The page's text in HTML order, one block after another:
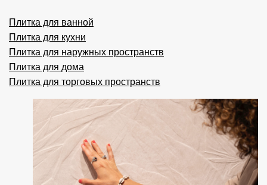
Плитка для ванной
Плитка для кухни
Плитка для наружных пространств
Плитка для дома
Плитка для торговых пространств